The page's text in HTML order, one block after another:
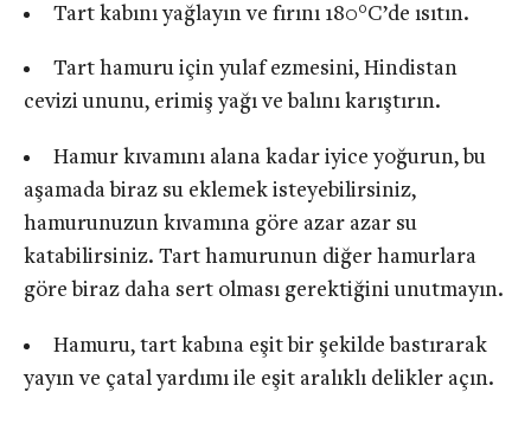
Tart kabını yağlayın ve fırını 180°C’de ısıtın.
Tart hamuru için yulaf ezmesini, Hindistan
cevizi ununu, erimiş yağı ve balını karıştırın.
Hamur kıvamını alana kadar iyice yoğurun, bu
aşamada biraz su eklemek isteyebilirsiniz,
hamurunuzun kıvamına göre azar azar su
katabilirsiniz. Tart hamurunun diğer hamurlara
göre biraz daha sert olması gerektiğini unutmayın.
Hamuru, tart kabına eşit bir şekilde bastırarak
yayın ve çatal yardımı ile eşit aralıklı delikler açın.